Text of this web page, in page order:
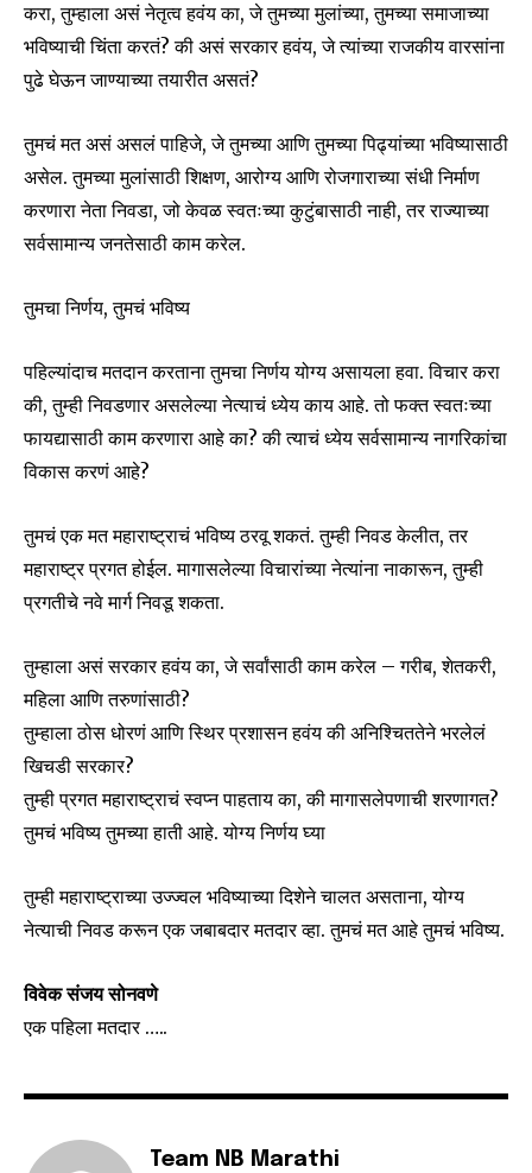
करा, तुम्हाला असं नेतृत्व हवंय का, जे तुमच्या मुलांच्या, तुमच्या समाजाच्या
भविष्याची चिंता करतं? की असं सरकार हवंय, जे त्यांच्या राजकीय वारसांना
पुढे घेऊन जाण्याच्या तयारीत असतं?
तुमचं मत असं असलं पाहिजे, जे तुमच्या आणि तुमच्या पिढ्यांच्या भविष्यासाठी
असेल. तुमच्या मुलांसाठी शिक्षण, आरोग्य आणि रोजगाराच्या संधी निर्माण
करणारा नेता निवडा, जो केवळ स्वतःच्या कुटुंबासाठी नाही, तर राज्याच्या
सर्वसामान्य जनतेसाठी काम करेल.
तुमचा निर्णय, तुमचं भविष्य
पहिल्यांदाच मतदान करताना तुमचा निर्णय योग्य असायला हवा. विचार करा
की, तुम्ही निवडणार असलेल्या नेत्याचं ध्येय काय आहे. तो फक्त स्वतःच्या
फायद्यासाठी काम करणारा आहे का? की त्याचं ध्येय सर्वसामान्य नागरिकांचा
विकास करणं आहे?
तुमचं एक मत महाराष्ट्राचं भविष्य ठरवू शकतं. तुम्ही निवड केलीत, तर
महाराष्ट्र प्रगत होईल. मागासलेल्या विचारांच्या नेत्यांना नाकारून, तुम्ही
प्रगतीचे नवे मार्ग निवडू शकता.
तुम्हाला असं सरकार हवंय का, जे सर्वांसाठी काम करेल – गरीब, शेतकरी,
महिला आणि तरुणांसाठी?
तुम्हाला ठोस धोरणं आणि स्थिर प्रशासन हवंय की अनिश्चिततेने भरलेलं
खिचडी सरकार?
तुम्ही प्रगत महाराष्ट्राचं स्वप्न पाहताय का, की मागासलेपणाची शरणागत?
तुमचं भविष्य तुमच्या हाती आहे. योग्य निर्णय घ्या
तुम्ही महाराष्ट्राच्या उज्ज्वल भविष्याच्या दिशेने चालत असताना, योग्य
नेत्याची निवड करून एक जबाबदार मतदार व्हा. तुमचं मत आहे तुमचं भविष्य.
विवेक संजय सोनवणे
एक पहिला मतदार …..
Team NB Marathi